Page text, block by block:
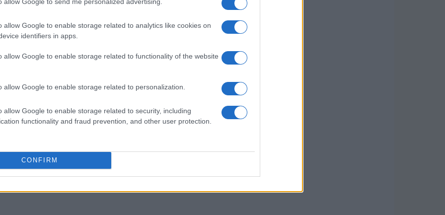
allow Google to enable storage related to analytics like cookies on
identifiers in apps.
allow Google to enable storage related to functionality of the website
allow Google to enable storage related to personalization.
allow Google to enable storage related to security, including
functionality and fraud prevention, and other user protection.
CONFIRM
che soffrono di rigidità muscolare o che
fisica.